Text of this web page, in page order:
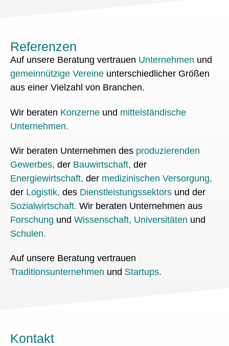
Referenzen
Auf unsere Beratung vertrauen Unternehmen und
gemeinnützige Vereine unterschiedlicher Größen
aus einer Vielzahl von Branchen.
Wir beraten Konzerne und mittelständische
Unternehmen.
Wir beraten Unternehmen des produzierenden
Gewerbes, der Bauwirtschaft, der
Energiewirtschaft, der medizinischen Versorgung,
der Logistik, des Dienstleistungssektors und der
Sozialwirtschaft. Wir beraten Unternehmen aus
Forschung und Wissenschaft, Universitäten und
Schulen.
Auf unsere Beratung vertrauen
Traditionsunternehmen und Startups.
Kontakt